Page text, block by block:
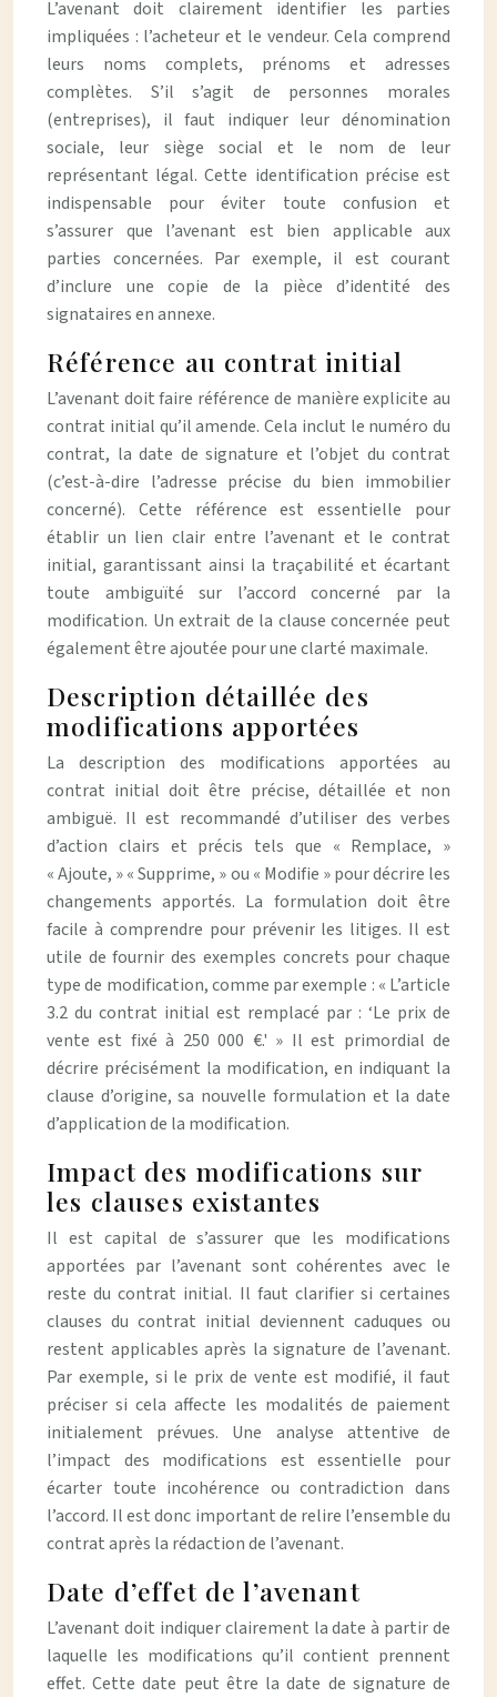
L’avenant doit clairement identifier les parties
impliquées : l’acheteur et le vendeur. Cela comprend
leurs noms complets, prénoms et adresses
complètes. S’il s’agit de personnes morales
(entreprises), il faut indiquer leur dénomination
sociale, leur siège social et le nom de leur
représentant légal. Cette identification précise est
indispensable pour éviter toute confusion et
s’assurer que l’avenant est bien applicable aux
parties concernées. Par exemple, il est courant
d’inclure une copie de la pièce d’identité des
signataires en annexe.
Référence au contrat initial
L’avenant doit faire référence de manière explicite au
contrat initial qu’il amende. Cela inclut le numéro du
contrat, la date de signature et l’objet du contrat
(c’est-à-dire l’adresse précise du bien immobilier
concerné). Cette référence est essentielle pour
établir un lien clair entre l’avenant et le contrat
initial, garantissant ainsi la traçabilité et écartant
toute ambiguïté sur l’accord concerné par la
modification. Un extrait de la clause concernée peut
également être ajoutée pour une clarté maximale.
Description détaillée des
modifications apportées
La description des modifications apportées au
contrat initial doit être précise, détaillée et non
ambiguë. Il est recommandé d’utiliser des verbes
d’action clairs et précis tels que « Remplace, »
« Ajoute, » « Supprime, » ou « Modifie » pour décrire les
changements apportés. La formulation doit être
facile à comprendre pour prévenir les litiges. Il est
utile de fournir des exemples concrets pour chaque
type de modification, comme par exemple : « L’article
3.2 du contrat initial est remplacé par : ‘Le prix de
vente est fixé à 250 000 €.' » Il est primordial de
décrire précisément la modification, en indiquant la
clause d’origine, sa nouvelle formulation et la date
d’application de la modification.
Impact des modifications sur
les clauses existantes
Il est capital de s’assurer que les modifications
apportées par l’avenant sont cohérentes avec le
reste du contrat initial. Il faut clarifier si certaines
clauses du contrat initial deviennent caduques ou
restent applicables après la signature de l’avenant.
Par exemple, si le prix de vente est modifié, il faut
préciser si cela affecte les modalités de paiement
initialement prévues. Une analyse attentive de
l’impact des modifications est essentielle pour
écarter toute incohérence ou contradiction dans
l’accord. Il est donc important de relire l’ensemble du
contrat après la rédaction de l’avenant.
Date d’effet de l’avenant
L’avenant doit indiquer clairement la date à partir de
laquelle les modifications qu’il contient prennent
effet. Cette date peut être la date de signature de